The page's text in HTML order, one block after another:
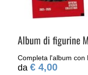
Album di figurine
Completa l'album con
€ 4,00